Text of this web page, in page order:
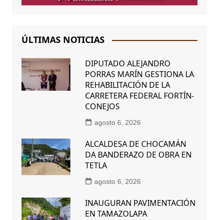
ÚLTIMAS NOTICIAS
DIPUTADO ALEJANDRO
PORRAS MARÍN GESTIONA LA
REHABILITACIÓN DE LA
CARRETERA FEDERAL FORTÍN-
CONEJOS
agosto 6, 2026
ALCALDESA DE CHOCAMÁN
DA BANDERAZO DE OBRA EN
TETLA
agosto 6, 2026
INAUGURAN PAVIMENTACIÓN
EN TAMAZOLAPA